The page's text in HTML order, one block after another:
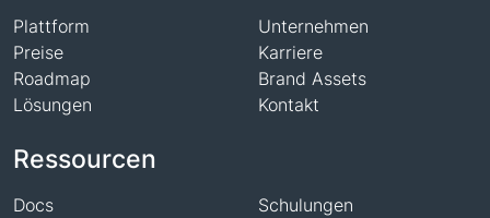
Plattform
Preise
Roadmap
Lösungen
Ressourcen
Docs
Schulungen
Unternehmen
Karriere
Brand Assets
Kontakt